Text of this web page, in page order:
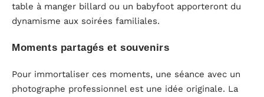
table à manger billard ou un babyfoot apporteront du
dynamisme aux soirées familiales.
Moments partagés et souvenirs
Pour immortaliser ces moments, une séance avec un
photographe professionnel est une idée originale. La